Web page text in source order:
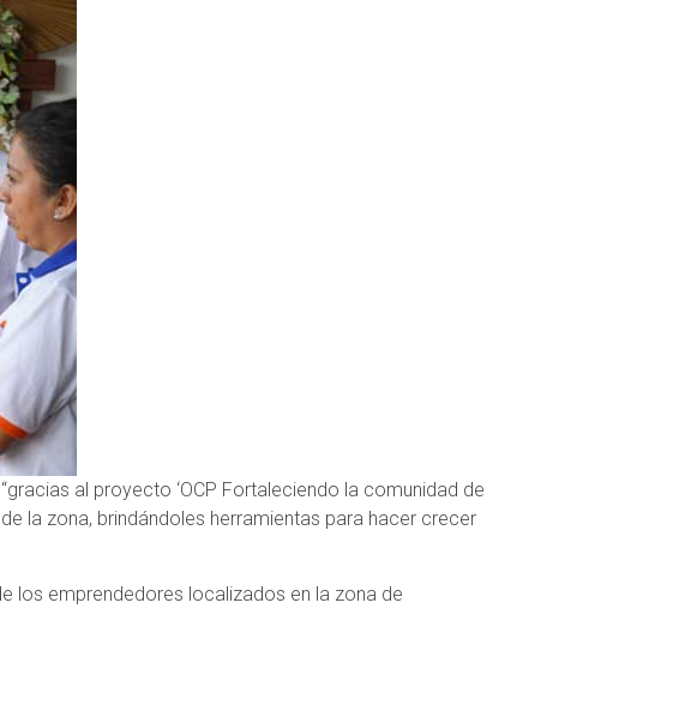
al proyecto ‘OCP Fortaleciendo la comunidad de
la zona, brindándoles herramientas para hacer crecer
los emprendedores localizados en la zona de